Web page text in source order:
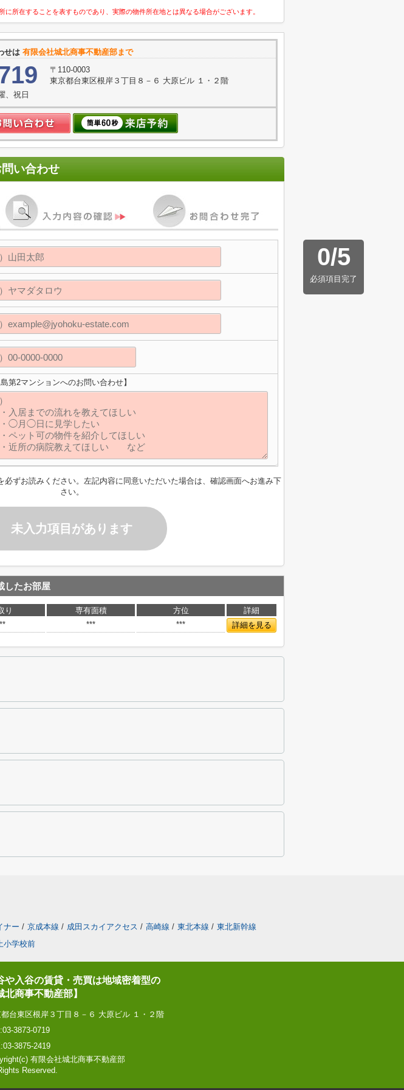
所在することを表すものであり、実際の物件所在地とは異なる場合がございます。
せは 有限会社城北商事不動産部まで
〒110-0003
東京都台東区根岸３丁目８－６ 大原ビル １・２階
、祝日
い合わせ
0/5
必須項目完了
島第2マンションへのお問い合わせ】
必ずお読みください。左記内容に同意いただいた場合は、確認画面へお進み下
さい。
未入力項目があります
したお部屋
り 専有面積 方位
詳細
*** *** 詳細を見る
ナー / 京成本線 / 成田スカイアクセス / 高崎線 / 東北本線 / 東北新幹線
小学校前
や入谷の賃貸・売買は地域密着型の
北商事不動産部】
台東区根岸３丁目８－６ 大原ビル １・２階
3873-0719
3875-2419
有限会社城北商事不動産部
Reserved.